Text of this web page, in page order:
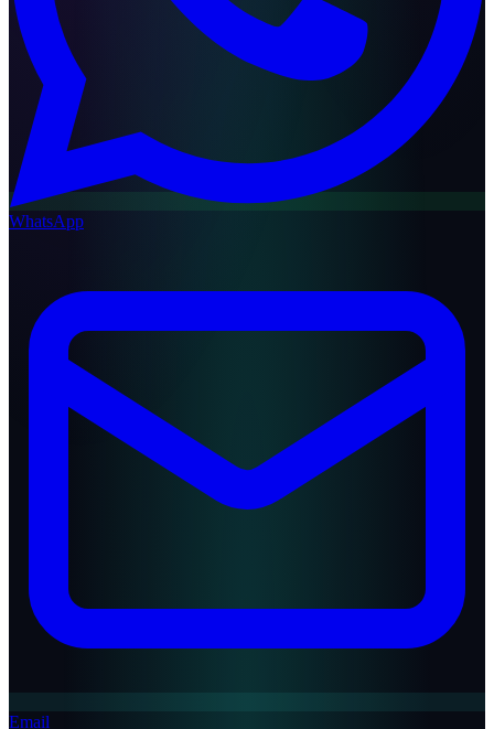
WhatsApp
Email